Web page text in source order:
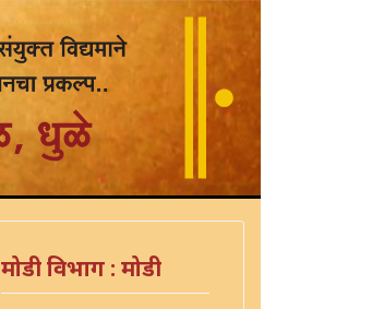
मोडी विभाग : मोडी